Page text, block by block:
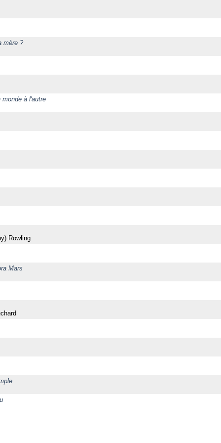
mère ?
monde à l'autre
Rowling
Mars